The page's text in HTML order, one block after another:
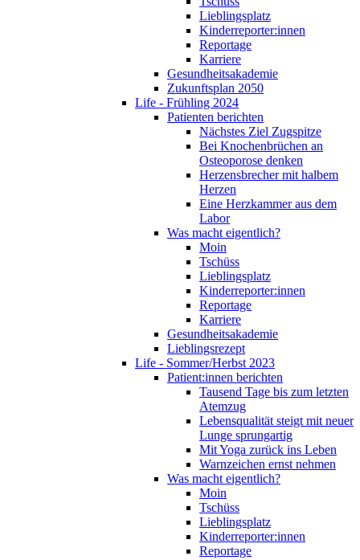
Lieblingsplatz
Kinderreporter:innen
Reportage
Karriere
Gesundheitsakademie
Zukunftsplan 2050
Life - Frühling 2024
Patienten berichten
Nächstes Ziel Zugspitze
Bei Knochenbrüchen an
Osteoporose denken
Herzensbrecher mit halbem
Herzen
Eine Herzkammer aus dem
Labor
Was macht eigentlich?
Moin
Tschüss
Lieblingsplatz
Kinderreporter:innen
Reportage
Karriere
Gesundheitsakademie
Lieblingsrezept
Life - Sommer/Herbst 2023
Patient:innen berichten
Tausend Tage bis zum letzten
Atemzug
Lebensqualität steigt mit neuer
Lunge sprungartig
Mit Yoga zurück ins Leben
Warnzeichen ernst nehmen
Was macht eigentlich?
Moin
Tschüss
Lieblingsplatz
Kinderreporter:innen
Reportage